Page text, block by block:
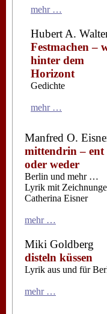
mehr …
Hubert A.
Festmachen –
hinter dem
Horizont
Gedichte
mehr …
Manfred O.
mittendrin – ent
oder weder
Berlin und mehr …
Lyrik mit
Catherina Eisner
mehr …
Miki Goldberg
disteln küssen
Lyrik aus und für
mehr …